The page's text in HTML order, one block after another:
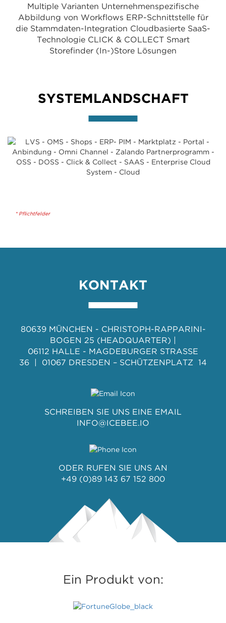
Multiple Varianten Unternehmenspezifische
Abbildung von Workflows ERP-Schnittstelle für
die Stammdaten-Integration Cloudbasierte SaaS-
TechnologieCLICK & COLLECTSmart
Storefinder (In-)Store Lösungen
SYSTEMLANDSCHAFT
* Pflichtfelder
KONTAKT
80639 MÜNCHEN - CHRISTOPH-RAPPARINI-
BOGEN 25 (HEADQUARTER) |
06112 HALLE - MAGDEBURGER STRASSE
36 | 01067 DRESDEN – SCHÜTZENPLATZ 14
SCHREIBEN SIE UNS EINE EMAIL
INFO@ICEBEE.IO
ODER RUFEN SIE UNS AN
+49 (0)89 143 67 152 800
Ein Produkt von: